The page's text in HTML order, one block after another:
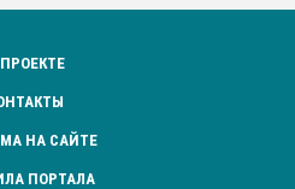
НА САЙТЕ
ПОРТАЛА